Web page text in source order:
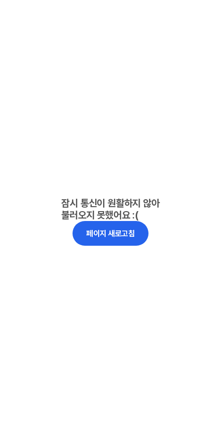
잠시 통신이 원활하지 않아
불러오지 못했어요 :(
페이지 새로고침